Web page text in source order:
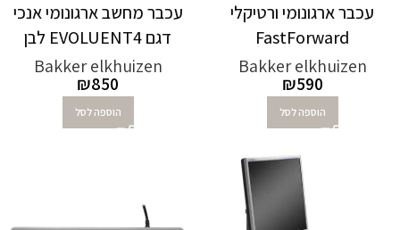
עכבר ארגונומי ורטיקלי
FastForward
Bakker elkhuizen
₪590
הוספה לסל
עכבר מחשב ארגונומי אנכי
דגם EVOLUENT4 לבן
Bakker elkhuizen
₪850
הוספה לסל